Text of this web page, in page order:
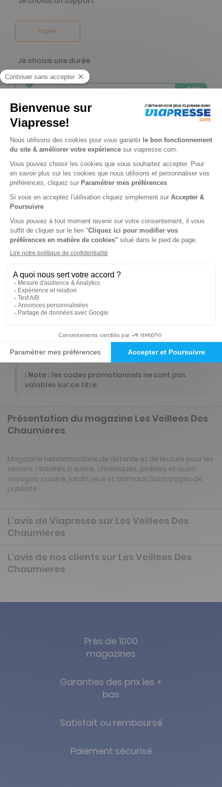
Papier
Je choisis une durée
-23%
26 n° • Papier + Version digitale offerte
99€00
Tarif France métropolitaine
-22%
Abonnement 6 mois
13 n° • Papier + Version digitale offerte
49€90 Tarif Kiosque :64€
Tarif France métropolitaine
Abonnement Durée libre
Papier + Version digitale offerte
2€48 Tarif Kiosque :
Tarif France métropolitaine
ℹ️ Note : les codes promotionnels ne sont pas
valables sur ce titre.
Présentation du magazine Les Veillees Des
Chaumieres
Magazine hebdomadaire de détente et de lecture pour les
seniors: histoires à suivre, chroniques, poésies et aussi
voyages, cuisine, jardin, jeux et animaux. Sans pages de
publicité.
L'avis de Viapresse sur Les Veillees Des
Chaumieres
L'avis de nos clients sur Les Veillees Des
Chaumieres
Près de 1000
magazines
Garanties des prix les +
bas
Satisfait ou remboursé
Paiement sécurisé